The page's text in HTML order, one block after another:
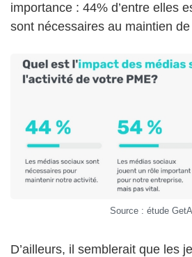
importance : 44% d’entre elles
sont nécessaires au maintien
Source : étude
D’ailleurs, il semblerait que les